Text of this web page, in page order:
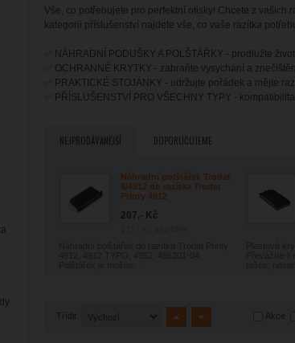
Vše, co potřebujete pro perfektní otisky! Chcete z vašich
kategorii příslušenství najdete vše, co vaše razítka
✅ NÁHRADNÍ PODUŠKY A POLŠTÁŘKY - prodlužte
✅ OCHRANNÉ KRYTKY - zabraňte vysychání a
✅ PRAKTICKÉ STOJÁNKY - udržujte pořádek a mějte
✅ PŘÍSLUŠENSTVÍ PRO VŠECHNY TYPY -
NEJPRODÁVANĚJŠÍ DOPORUČUJEME
Náhradní polštářek Trodat
6/4912 do razítka Trodat
Printy 4912
207,- Kč
Třídit Akce